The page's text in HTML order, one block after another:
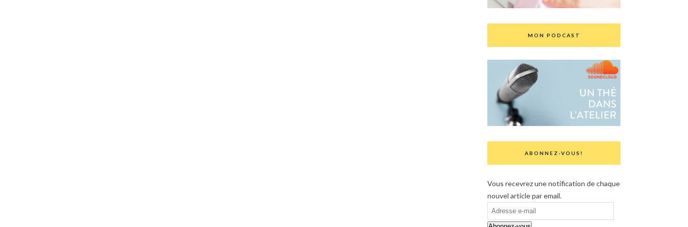
MON PODCAST
ABONNEZ-VOUS!
Vous recevrez une notification de chaque
nouvel article par email.
Adresse
e-